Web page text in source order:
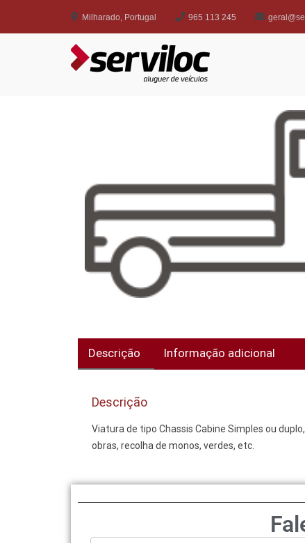
Milharado, Portugal 965 113 245
Descrição Informação adicional
Descrição
Viatura de tipo Chassis Cabine Simples ou
obras, recolha de monos, verdes, etc.